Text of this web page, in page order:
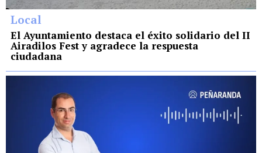
Local
El Ayuntamiento destaca el éxito solidario del II
Airadilos Fest y agradece la respuesta
ciudadana